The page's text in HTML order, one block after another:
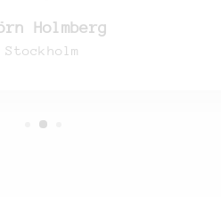
Holmberg
Stockholm